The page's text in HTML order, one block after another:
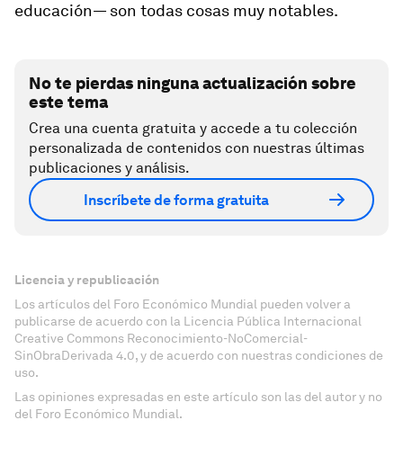
educación— son todas cosas muy notables.
No te pierdas ninguna actualización sobre
este tema
Crea una cuenta gratuita y accede a tu colección
personalizada de contenidos con nuestras últimas
publicaciones y análisis.
Inscríbete de forma gratuita
Licencia y republicación
Los artículos del Foro Económico Mundial pueden volver a
publicarse de acuerdo con la Licencia Pública Internacional
Creative Commons Reconocimiento-NoComercial-
SinObraDerivada 4.0, y de acuerdo con nuestras condiciones de
uso.
Las opiniones expresadas en este artículo son las del autor y no
del Foro Económico Mundial.